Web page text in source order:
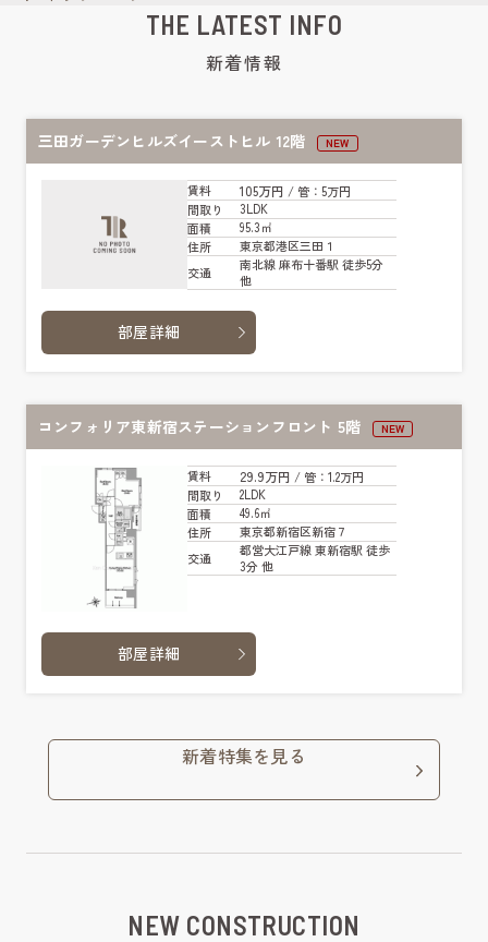
THE LATEST INFO
新着情報
三田ガーデンヒルズイーストヒル 12階 NEW
賃料 105万円 / 管：5万円
間取り
3LDK
面積
95.3㎡
住所
東京都港区三田１
交通
南北線 麻布十番駅 徒歩5分
他
部屋詳細
コンフォリア東新宿ステーションフロント 5階 NEW
賃料 29.9万円 / 管：1.2万円
間取り
2LDK
面積
49.6㎡
住所
東京都新宿区新宿７
交通
都営大江戸線 東新宿駅 徒歩
3分 他
部屋詳細
新着特集を見る
NEW CONSTRUCTION